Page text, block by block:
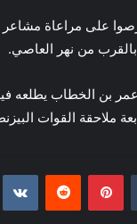
على مراعاة
بالقرب من نهر العاصي.
بن الخطاب يطلعه
ملاحقة القوات
بينتيريست